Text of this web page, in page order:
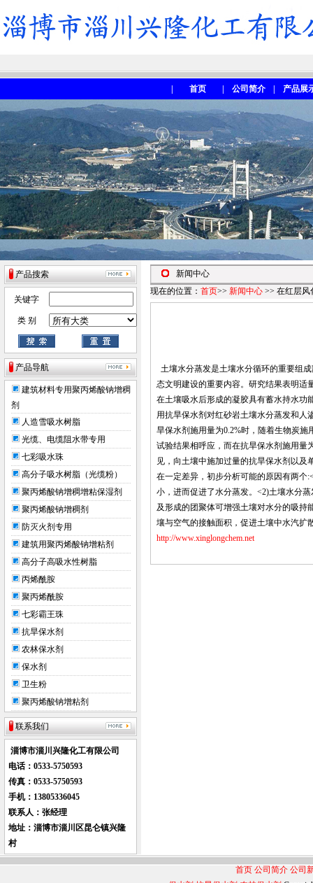
首页 公司简介 产品展
产品搜索
关键字
类 别
产品导航
建筑材料专用聚丙烯酸钠增稠
剂
人造雪吸水树脂
光缆、电缆阻水带专用
七彩吸水珠
高分子吸水树脂（光缆粉）
聚丙烯酸钠增稠增粘保湿剂
聚丙烯酸钠增稠剂
防灭火剂专用
建筑用聚丙烯酸钠增粘剂
高分子高吸水性树脂
丙烯酰胺
聚丙烯酰胺
七彩霸王珠
抗旱保水剂
农林保水剂
保水剂
卫生粉
聚丙烯酸钠增粘剂
联系我们
淄博市淄川兴隆化工有限公司
电话：0533-5750593
传真：0533-5750593
手机： 13805336045
联系人：张经理
地址：淄博市淄川区昆仑镇兴隆
村
新闻中心
现在的位置： 首页>> 新闻中心>> 在红层风
土壤水分蒸发是土壤水分循环的重要组
态文明建设的重要内容。研究结果表明适
在土壤吸水后形成的凝胶具有蓄水持水功
用抗旱保水剂对红砂岩土壤水分蒸发和人
旱保水剂施用量为0.2%时，随着生物炭
试验结果相呼应，而在抗旱保水剂施用量
见，向土壤中施加过量的抗旱保水剂以
在一定差异，初步分析可能的原因有两个
小，进而促进了水分蒸发。<2)土壤水分
及形成的团聚体可增强土壤对水分的吸持
壤与空气的接触面积，促进土壤中水汽扩
http://www.xinglongchem.net
首页 公司简介 公司